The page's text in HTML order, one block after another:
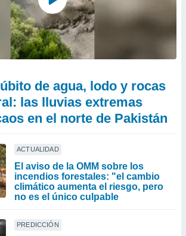
de agua, lodo y rocas
las lluvias extremas
en el norte de Pakistán
ACTUALIDAD
El aviso de la OMM sobre los
incendios forestales: "el cambio
climático aumenta el riesgo, pero
no es el único culpable
PREDICCIÓN